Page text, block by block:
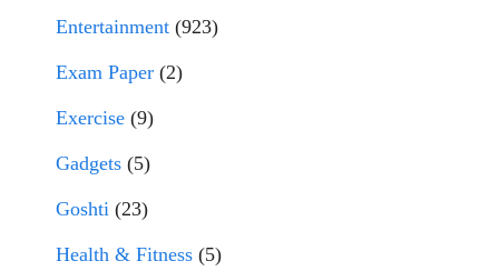
Entertainment (923)
Exam Paper (2)
Exercise (9)
Gadgets (5)
Goshti (23)
Health & Fitness (5)